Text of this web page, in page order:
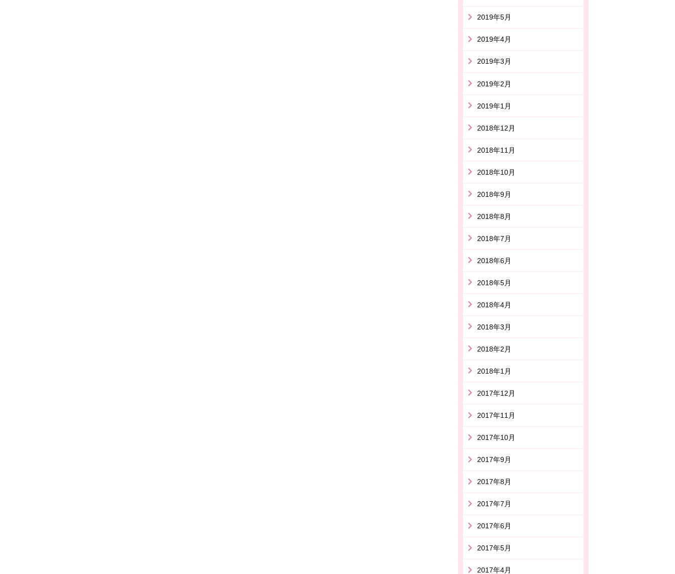
2019年5月
2019年4月
2019年3月
2019年2月
2019年1月
2018年12月
2018年11月
2018年10月
2018年9月
2018年8月
2018年7月
2018年6月
2018年5月
2018年4月
2018年3月
2018年2月
2018年1月
2017年12月
2017年11月
2017年10月
2017年9月
2017年8月
2017年7月
2017年6月
2017年5月
2017年4月